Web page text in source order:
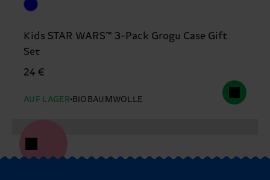
Kids STAR WARS™ 3-Pack Grogu Case Gift
Set
24 €
AUF LAGER BIOBAUMWOLLE